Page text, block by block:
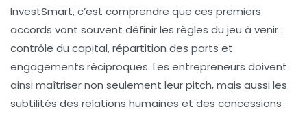
InvestSmart, c’est comprendre que ces premiers
accords vont souvent définir les règles du jeu à venir :
contrôle du capital, répartition des parts et
engagements réciproques. Les entrepreneurs doivent
ainsi maîtriser non seulement leur pitch, mais aussi les
subtilités des relations humaines et des concessions